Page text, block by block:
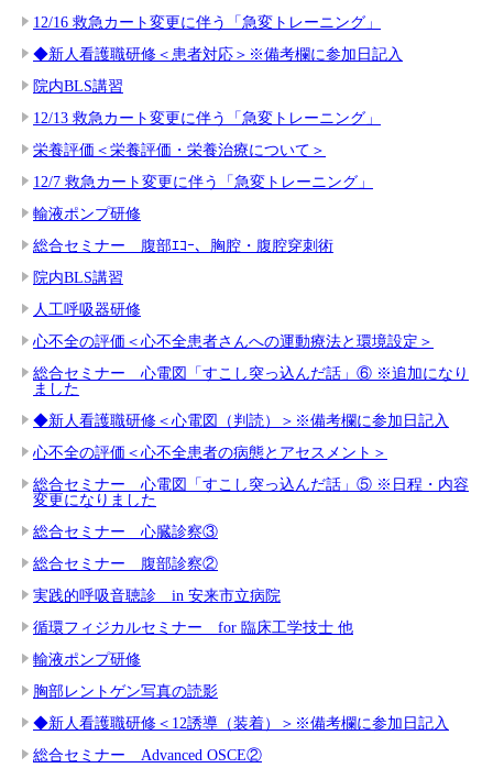
12/16 救急カート変更に伴う「急変トレーニング」
◆新人看護職研修＜患者対応＞※備考欄に参加日記入
院内BLS講習
12/13 救急カート変更に伴う「急変トレーニング」
栄養評価＜栄養評価・栄養治療について＞
12/7 救急カート変更に伴う「急変トレーニング」
輸液ポンプ研修
総合セミナー 腹部ｴｺｰ、胸腔・腹腔穿刺術
院内BLS講習
人工呼吸器研修
心不全の評価＜心不全患者さんへの運動療法と環境設定＞
総合セミナー 心電図「すこし突っ込んだ話」⑥ ※追加になり
ました
◆新人看護職研修＜心電図（判読）＞※備考欄に参加日記入
心不全の評価＜心不全患者の病態とアセスメント＞
総合セミナー 心電図「すこし突っ込んだ話」⑤ ※日程・内容
変更になりました
総合セミナー 心臓診察③
総合セミナー 腹部診察②
実践的呼吸音聴診 in 安来市立病院
循環フィジカルセミナー for 臨床工学技士 他
輸液ポンプ研修
胸部レントゲン写真の読影
◆新人看護職研修＜12誘導（装着）＞※備考欄に参加日記入
総合セミナー Advanced OSCE②